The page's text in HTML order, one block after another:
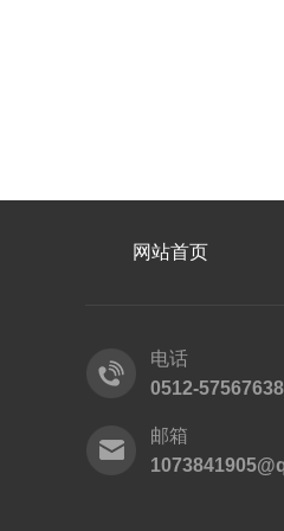
网站首页
电话
0512-57567638
邮箱